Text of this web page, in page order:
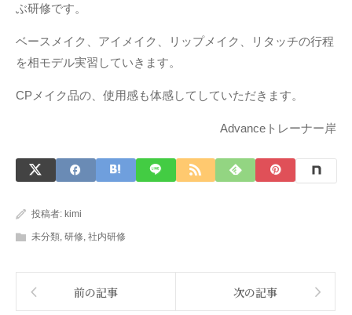
ぶ研修です。
ベースメイク、アイメイク、リップメイク、リタッチの行程
を相モデル実習していきます。
CPメイク品の、使用感も体感してしていただきます。
Advanceトレーナー岸
投稿者: kimi
未分類 研修 社内研修
前の記事 次の記事